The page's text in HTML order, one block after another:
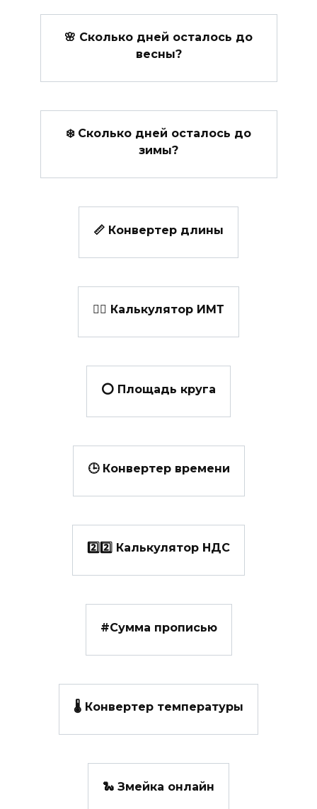
🌸 Сколько дней осталось до
весны?
❄️ Сколько дней осталось до
зимы?
📏 Конвертер длины
👩‍⚕️ Калькулятор ИМТ
⭕ Площадь круга
🕒 Конвертер времени
2️⃣2️⃣ Калькулятор НДС
#️Сумма прописью
🌡️ Конвертер температуры
🐍 Змейка онлайн